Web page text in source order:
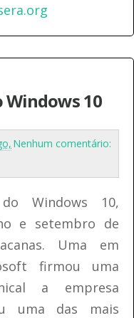
Windows 10
Nenhum comentário:
Windows 10,
e setembro de
Uma em
firmou uma
a empresa
uma das mais